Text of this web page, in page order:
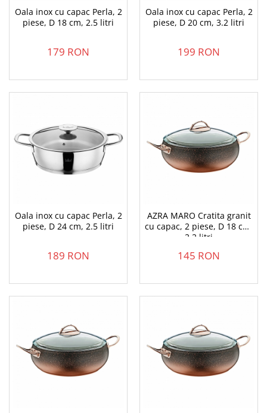
Oala inox cu capac Perla, 2
piese, D 18 cm, 2.5 litri
179 RON
Oala inox cu capac Perla, 2
piese, D 20 cm, 3.2 litri
199 RON
Oala inox cu capac Perla, 2
piese, D 24 cm, 2.5 litri
189 RON
AZRA MARO Cratita granit
cu capac, 2 piese, D 18 cm,
2.2 litri
145 RON